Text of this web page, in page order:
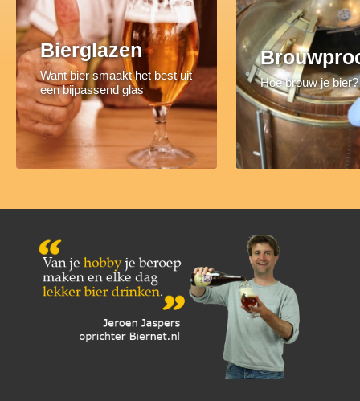
Bierglazen
Want bier smaakt het best uit
een bijpassend glas
Hoe brouw je bier?